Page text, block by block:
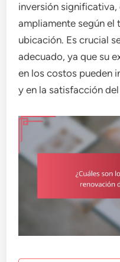
inversión
ampliamente según
ubicación. Es crucial
adecuado, ya que su
en los costos pueden
y en la satisfacción